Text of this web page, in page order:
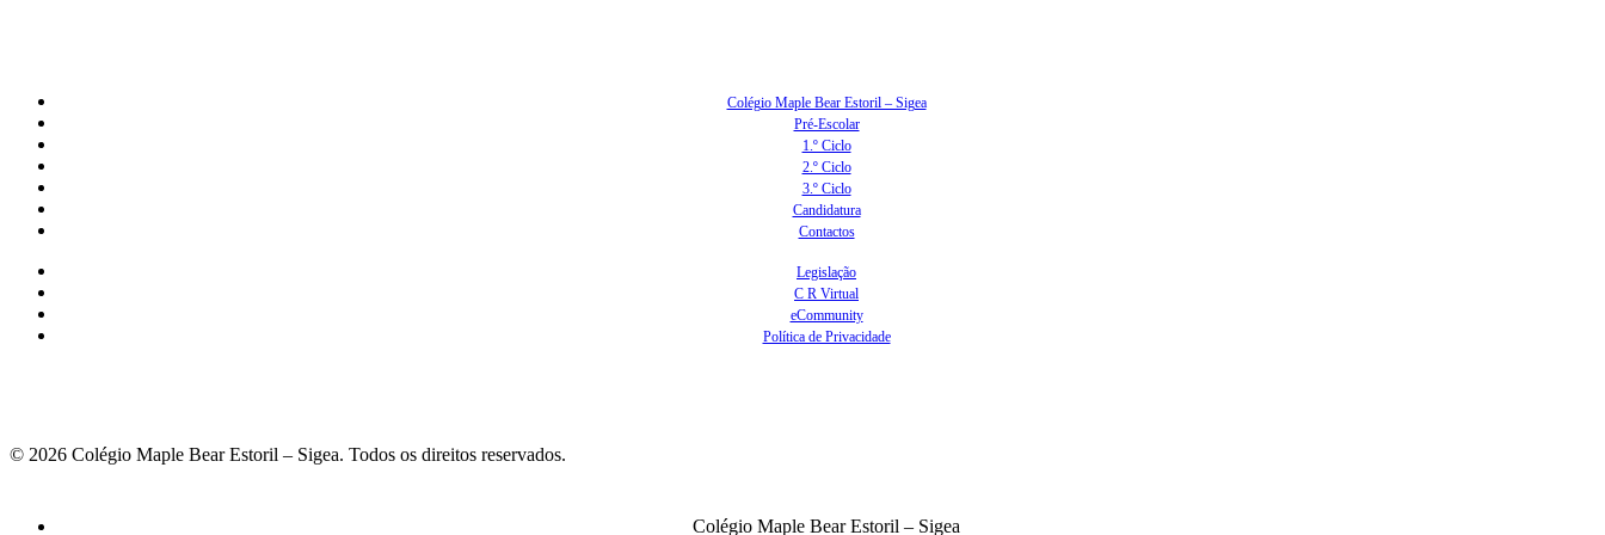
Colégio Maple Bear Estoril – Sigea
Pré-Escolar
1.º Ciclo
2.º Ciclo
3.º Ciclo
Candidatura
Contactos
Legislação
C R Virtual
eCommunity
Política de Privacidade
© 2026 Colégio Maple Bear Estoril – Sigea. Todos os direitos reservados.
Fechar Colégio Maple Bear Estoril – Sigea